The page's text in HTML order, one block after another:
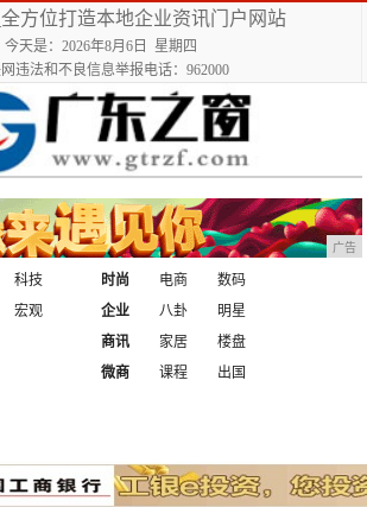
方位打造本地企业资讯门户网站
今天是：2026年8月6日 星期四
违法和不良信息举报电话：962000
广告
科技
宏观
时尚 电商
数码
企业
八卦
明星
商讯 家居
楼盘
微商
课程
出国